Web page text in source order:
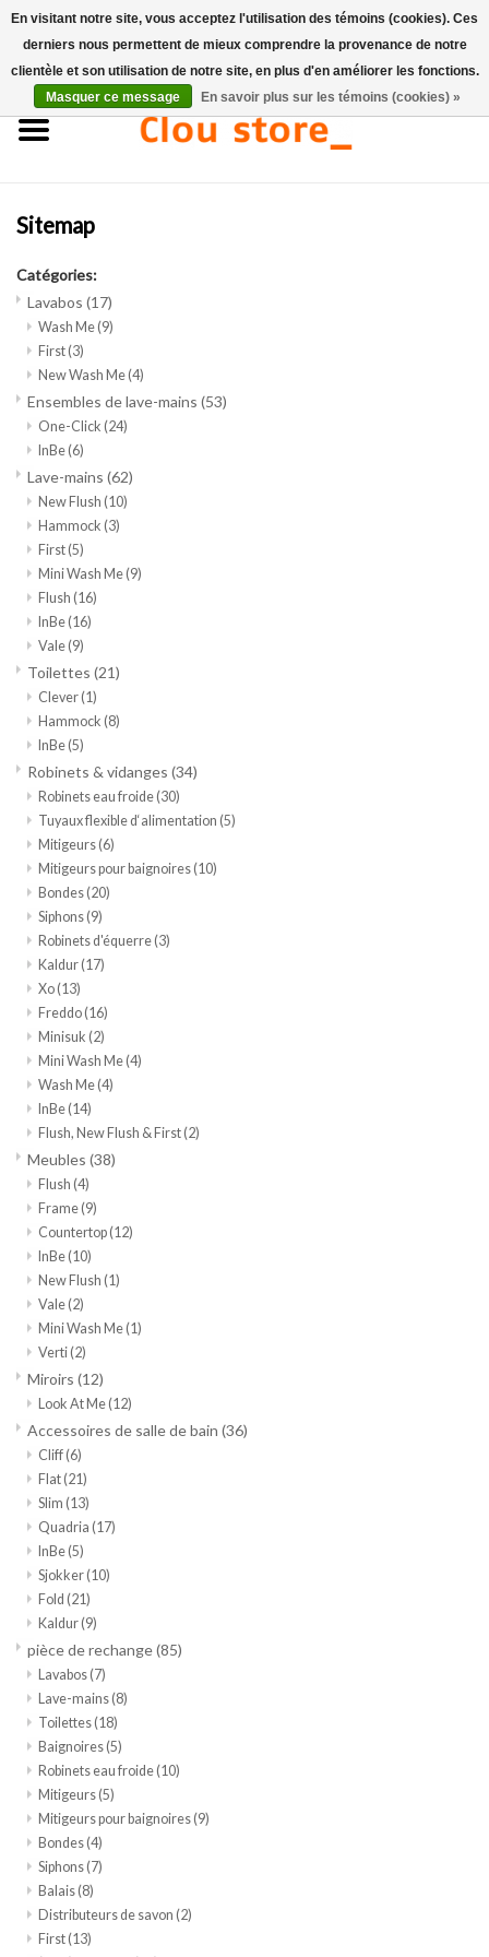
Accueil
Ensembles de lave-mains
Toilettes
Robinets & vidanges
Meubles
Miroirs
Accessoires de salle de bain
pièce de rechange
Marques
Sitemap
Catégories:
Lavabos (17)
Wash Me(9)
First(3)
New Wash Me(4)
Ensembles de lave-mains (53)
One-Click (24)
InBe(6)
Lave-mains (62)
New Flush (10)
Hammock (3)
First(5)
Mini Wash Me(9)
Flush (16)
InBe(16)
Vale(9)
Toilettes (21)
Clever(1)
Hammock (8)
InBe(5)
Robinets & vidanges (34)
Robinets eau froide(30)
Tuyaux flexible d‘alimentation (5)
Mitigeurs(6)
Mitigeurs pour baignoires(10)
Bondes(20)
Siphons(9)
Robinets d'équerre(3)
Kaldur(17)
Xo(13)
Freddo(16)
Minisuk (2)
Mini Wash Me(4)
Wash Me(4)
InBe(14)
Flush, New Flush & First(2)
Meubles (38)
Flush (4)
Frame(9)
Countertop(12)
InBe(10)
New Flush (1)
Vale(2)
Mini Wash Me(1)
Verti(2)
Miroirs (12)
Look At Me(12)
Accessoires de salle de bain (36)
Cliff(6)
Flat(21)
Slim (13)
Quadria (17)
InBe(5)
Sjokker(10)
Fold (21)
Kaldur(9)
pièce de rechange(85)
Lavabos(7)
Lave-mains(8)
Toilettes(18)
Baignoires(5)
Robinets eau froide(10)
Mitigeurs(5)
Mitigeurs pour baignoires(9)
Bondes(4)
Siphons(7)
Balais(8)
Distributeurs de savon (2)
First(13)
En visitant notre site, vous acceptez l'utilisation des témoins (cookies). Ces
derniers nous permettent de mieux comprendre la provenance de notre
clientèle et son utilisation de notre site, en plus d'en améliorer les fonctions.
Masquer ce message
En savoir plus sur les témoins (cookies) »